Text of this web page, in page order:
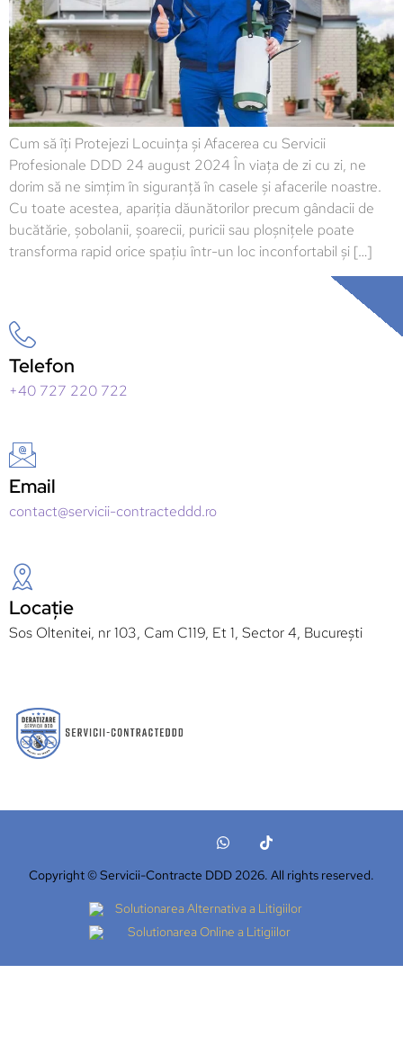
Cum să îți Protejezi Locuința și Afacerea cu Servicii
Profesionale DDD 24 august 2024 În viața de zi cu zi, ne
dorim să ne simțim în siguranță în casele și afacerile noastre.
Cu toate acestea, apariția dăunătorilor precum gândacii de
bucătărie, șobolanii, șoarecii, puricii sau ploșnițele poate
transforma rapid orice spațiu într-un loc inconfortabil și […]
Telefon
+40 727 220 722
Email
contact@servicii-contracteddd.ro
Locație
Sos Oltenitei, nr 103, Cam C119, Et 1, Sector 4, București
Copyright © Servicii-Contracte DDD 2026. All rights reserved.